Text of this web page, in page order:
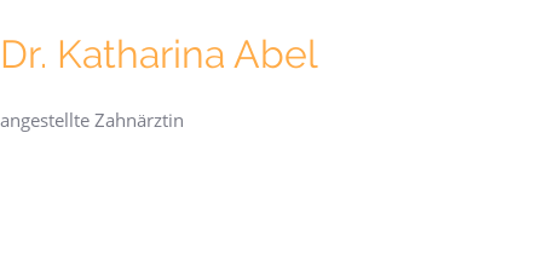
Dr. Katharina Abel
angestellte Zahnärztin